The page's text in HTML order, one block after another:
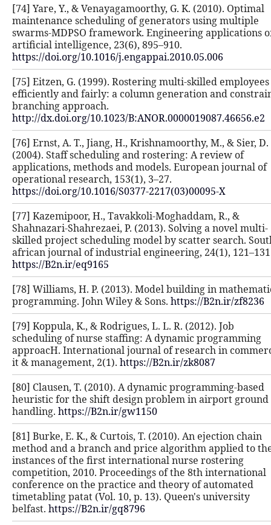
[74] Yare, Y., & Venayagamoorthy,
maintenance scheduling of
swarms-MDPSO framework.
artificial intelligence, 23(6),
https://doi.org/10.1016/
[75] Eitzen, G. (1999). Rostering
efficiently and fairly: a column
branching approach.
http://dx.doi.org/10.1023/
[76] Ernst, A. T., Jiang, H.,
(2004). Staff scheduling and
applications, methods and models.
operational research, 153(1), 3–27.
https://doi.org/10.1016/S0377-
[77] Kazemipoor, H., Tavakkoli-
Shahnazari-Shahrezaei, P. (2013).
skilled project scheduling model by
african journal of industrial
https://B2n.ir/eq9165
[78] Williams, H. P. (2013). Model
programming. John Wiley & Sons.
[79] Koppula, K., & Rodrigues, L. L.
scheduling of nurse staffing: A
approacH. International journal of
it & management, 2(1).https://
[80] Clausen, T. (2010). A dynamic
heuristic for the shift design
handling.https://B2n.ir/gw1150
[81] Burke, E. K., & Curtois, T.
method and a branch and price
instances of the first international
competition, 2010. Proceedings of
conference on the practice and
timetabling patat (Vol. 10, p. 13).
belfast.https://B2n.ir/gq8796